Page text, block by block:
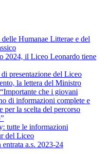
Humanae Litterae e del
2024, il Liceo Leonardo tiene
presentazione del Liceo
la lettera del Ministro
che i giovani
di informazioni complete e
per la scelta del percorso
tutte le informazioni
del Liceo
a.s. 2023-24